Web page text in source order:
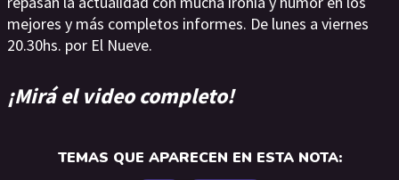
mejores y más completos informes. De lunes a viernes
20.30hs. por El Nueve.
¡Mirá el video completo!
TEMAS QUE APARECEN EN ESTA NOTA: